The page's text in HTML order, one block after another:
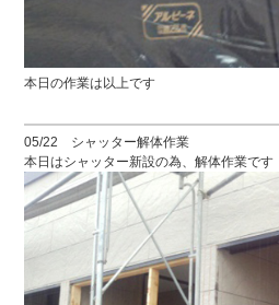
本日の作業は以上です
05/22 シャッター解体作業
本日はシャッター新設の為、解体作業です